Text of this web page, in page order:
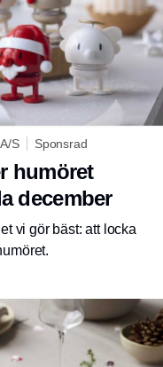
S Sponsrad
humöret
december
vi gör bäst: att locka